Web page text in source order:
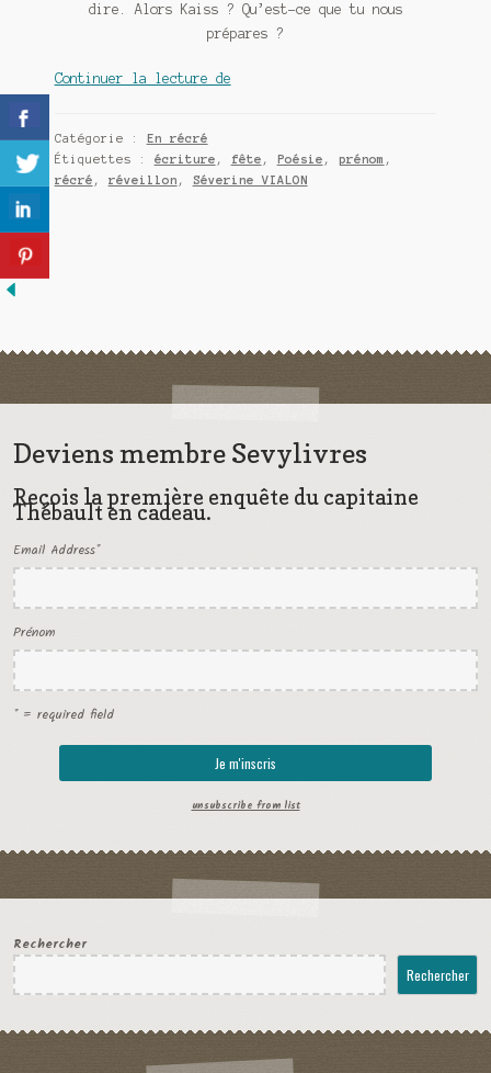
Meurtre en alternance
Mon admirateur de l’avent
Mon Compte
Panier
Sans retour
dire. Alors Kaiss ? Qu’est-ce que tu nous
prépares ?
Continuer la lecture deRécré
ce
Catégorie :
En récré
Étiquettes : écriture , fête , Poésie , prénom ,
récré , réveillon , Séverine VIALON
Deviens membre Sevylivres
Reçois la première enquête du capitaine
Thébault en cadeau.
Email Address*
Prénom
* = required field
unsubscribe from list
Rechercher
Rechercher